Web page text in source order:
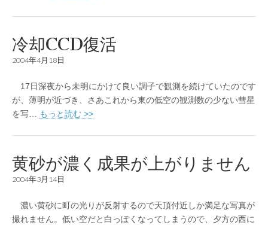
冷却CCD復活
2004年4月18日
17日深夜から未明にかけて良い調子で観測を続けていたのです
が、薄明が近づき、さあこれから東の低空の観測数の少ない彗星
を写…
もっと読む >>
黄砂が濃く成果が上がりません
2004年3月14日
濃い黄砂に町の光りが反射するので天頂付近しか満足な写真が
撮れません。低い空だと白っぽくなってしまうので、夕方の西に